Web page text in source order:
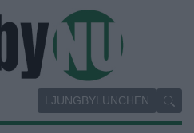
LJUNGBYLUNCHEN